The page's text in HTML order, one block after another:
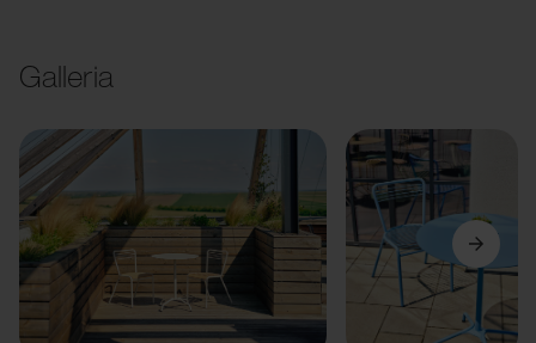
Galleria
Precedente Avanti